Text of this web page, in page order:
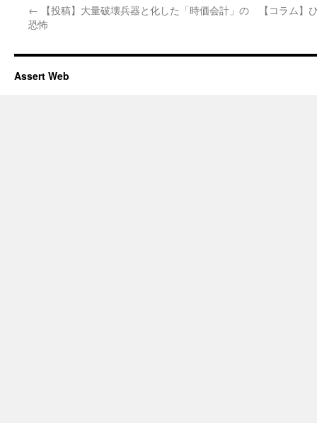
← 【投稿】大量破壊兵器と化した「時価会計」の
恐怖
【コラム
Assert Web